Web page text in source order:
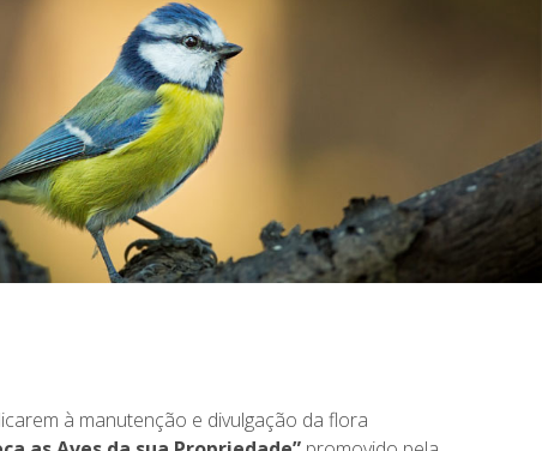
à manutenção e divulgação da flora